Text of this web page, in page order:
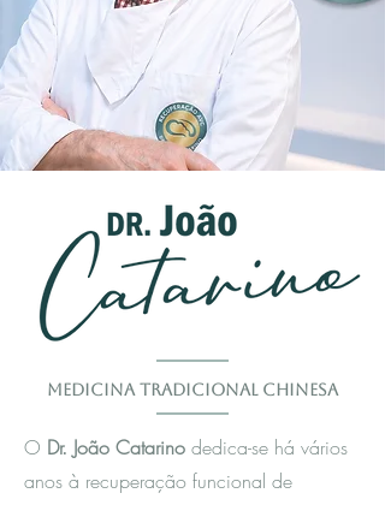
Medicina Tradicional Chinesa
O Dr. João Catarino dedica-se há vários
anos à recuperação funcional de